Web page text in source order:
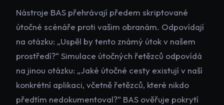
Nástroje BAS přehrávají předem skriptované
útočné scénáře proti vašim obranám. Odpovídají
na otázku: „Uspěl by tento známý útok v našem
prostředí?“ Simulace útočných řetězců odpovídá
na jinou otázku: „Jaké útočné cesty existují v naší
konkrétní aplikaci, včetně řetězců, které nikdo
předtím nedokumentoval?“ BAS ověřuje pokrytí